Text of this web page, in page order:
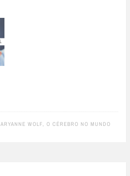
WOLF, O CÉREBRO NO MUNDO